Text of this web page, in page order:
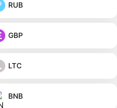
RUB
GBP
LTC
BNB